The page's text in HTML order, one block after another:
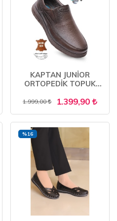
KAPTAN JUNİOR
ORTOPEDİK TOPUK
HAKİKİ DERİ ERKEK
1.999,00 1.399,90
%16